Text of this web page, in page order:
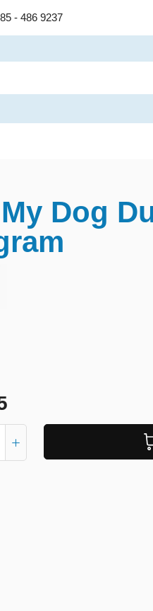
- 486 9237
Dog